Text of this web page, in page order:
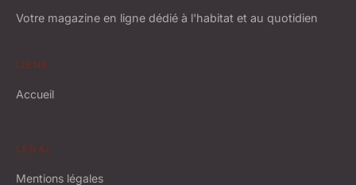
Votre magazine en ligne dédié à l'habitat et au quotidien
LIENS
Accueil
LÉGAL
Mentions légales